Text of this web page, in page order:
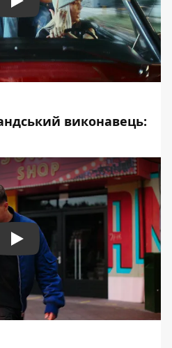
Play
виконавець:
Play